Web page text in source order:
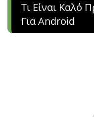
Τι Είναι Καλό
Για Android